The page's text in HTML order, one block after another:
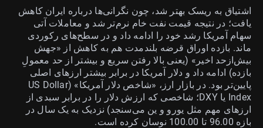
اشتیاق به ریسک بهتر شد، چون نگرانی‌ها درباره ایران کاهش
یافت؛ در نتیجه قیمت نفت خام نرم‌تر شد و معاملات آتی
سهام آمریکا رشد خود را ادامه داد و در سطح‌های رکوردی
ماند. بازده اوراق قرضه بلندمدت هم به کاهش از «جهش
بیش‌ازحد اخیر» (یعنی بالا رفتن سریع و بیشتر از حد معمولِ
بازده) ادامه داد و دلار آمریکا در برابر بیشتر ارزهای اصلی
پایین‌تر بود. در بازار ارز، «شاخص دلار آمریکا» (US Dollar
Index یا DXY؛ شاخصی که ارزش دلار را در برابر سبدی از
ارزهای مهم مثل یورو و ین می‌سنجد) نزدیک به یک سال در
بازه 96.00 تا 100.00 نوسان کرده است.